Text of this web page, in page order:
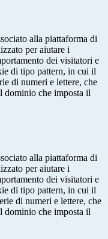
alla piattaforma di
per aiutare i
dei visitatori e
di tipo pattern, in cui il
di numeri e lettere, che
dominio che imposta il
alla piattaforma di
per aiutare i
dei visitatori e
di tipo pattern, in cui il
di numeri e lettere, che
dominio che imposta il